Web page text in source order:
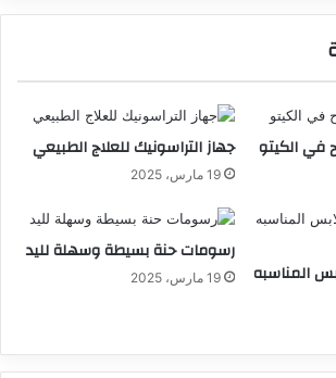
الكيتو جهاز التراسونيك للعلاج الطبيعي
19 مارس، 2025
المناسبه
رسومات حنة بسيطة وسهلة لليد
19 مارس، 2025